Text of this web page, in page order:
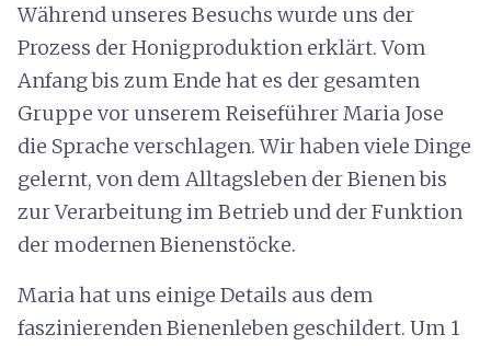
Während unseres Besuchs wurde uns der
Prozess der Honigproduktion erklärt. Vom
Anfang bis zum Ende hat es der gesamten
Gruppe vor unserem Reiseführer Maria Jose
die Sprache verschlagen. Wir haben viele Dinge
gelernt, von dem Alltagsleben der Bienen bis
zur Verarbeitung im Betrieb und der Funktion
der modernen Bienenstöcke.
Maria hat uns einige Details aus dem
faszinierenden Bienenleben geschildert. Um 1